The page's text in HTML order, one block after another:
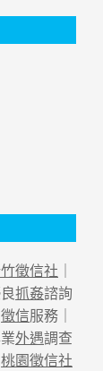
徵信社 ｜
抓姦諮詢
徵信服務｜
外遇調查
桃園徵信社